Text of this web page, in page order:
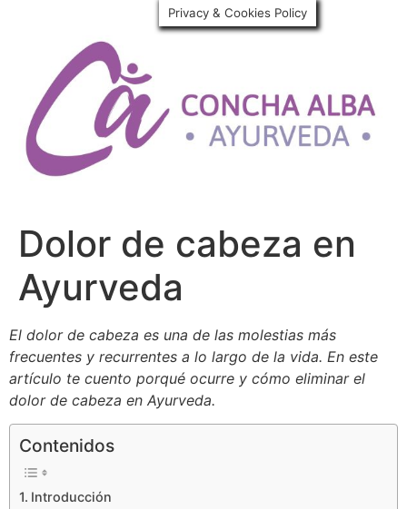
Dolor de cabeza en
Ayurveda
El dolor de cabeza es una de las molestias más
frecuentes y recurrentes a lo largo de la vida. En este
artículo te cuento porqué ocurre y cómo eliminar el
dolor de cabeza en Ayurveda.
Contenidos
Introducción
Privacy & Cookies Policy